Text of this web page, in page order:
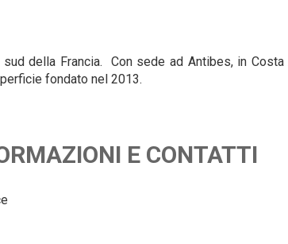
della Francia. Con sede ad Antibes, in Costa
fondato nel 2013.
E CONTATTI